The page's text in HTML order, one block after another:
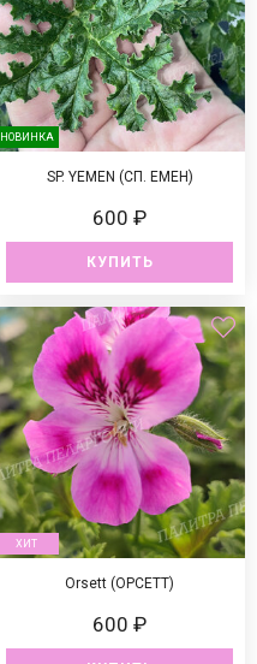
НОВИНКА
SP. YEMEN (СП. ЕМЕН)
600 ₽
КУПИТЬ
ХИТ
Orsett (ОРСЕТТ)
600 ₽